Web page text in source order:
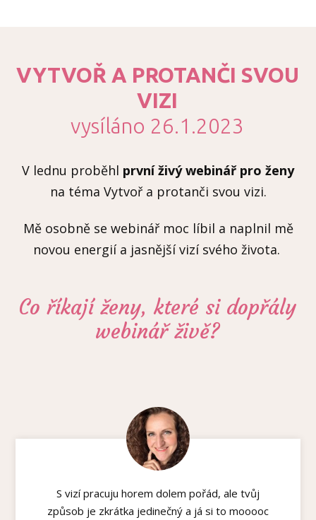
VYTVOŘ A PROTANČI SVOU
VIZI
vysíláno 26.1.2023
V lednu proběhl první živý webinář pro ženy
na téma Vytvoř a protanči svou vizi.
Mě osobně se webinář moc líbil a naplnil mě
novou energií a jasnější vizí svého života.
Co říkají ženy, které si dopřály
webinář živě?
S vizí pracuju horem dolem pořád, ale tvůj
způsob je zkrátka jedinečný a já si to mooooc